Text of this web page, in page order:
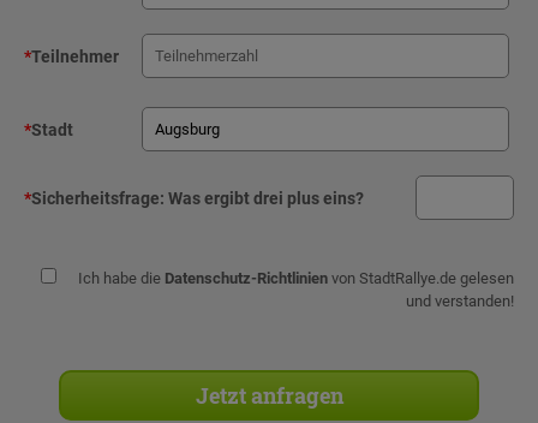
*Teilnehmer
*Stadt
*Sicherheitsfrage: Was ergibt drei plus eins?
Ich habe die Datenschutz-Richtlinien von StadtRallye.de gelesen
und verstanden!